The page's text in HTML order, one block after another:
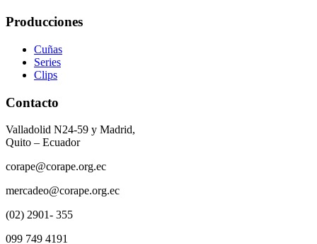
Producciones
Cuñas
Series
Clips
Contacto
Valladolid N24-59 y Madrid,
Quito – Ecuador
corape@corape.org.ec
mercadeo@corape.org.ec
(02) 2901- 355
099 749 4191